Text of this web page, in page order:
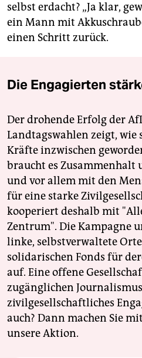
selbst erdacht? „Ja klar,
ein Mann mit
einen Schritt zurück.
Die Engagierten
Der drohende Erfolg der
Landtagswahlen zeigt, wie
Kräfte inzwischen
braucht es Zusammenhalt
und vor allem mit den
für eine starke
kooperiert deshalb mit
Zentrum". Die Kampagne
linke, selbstverwaltete
solidarischen Fonds für
auf. Eine offene
zugänglichen
zivilgesellschaftliches
auch? Dann machen Sie
unsere Aktion.